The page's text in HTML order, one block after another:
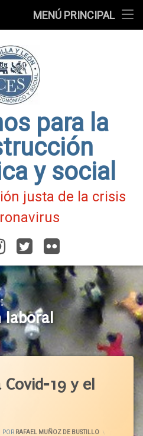
MENÚ PRINCIPAL
para la
y social
justa de la crisis
Instagram
TwitterFlickr
19 y el
ACTUALIZADO EL
POR RAFAEL MUÑOZ DE BUSTILLO